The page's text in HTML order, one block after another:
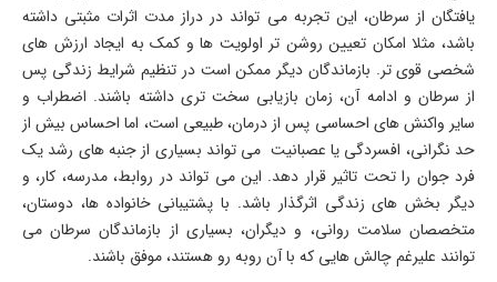
یافتگان از سرطان، این تجربه می تواند در دراز مدت اثرات مثبتی داشته
باشد، مثلا امکان تعیین روشن تر اولویت ها و کمک به ایجاد ارزش های
شخصی قوی تر. بازماندگان دیگر ممکن است در تنظیم شرایط زندگی پس
از سرطان و ادامه آن، زمان بازیابی سخت تری داشته باشند. اضطراب و
سایر واکنش های احساسی پس از درمان، طبیعی است، اما احساس بیش از
حد نگرانی، افسردگی یا عصبانیت می تواند بسیاری از جنبه های رشد یک
فرد جوان را تحت تاثیر قرار دهد. این می تواند در روابط، مدرسه، کار، و
دیگر بخش های زندگی اثرگذار باشد. با پشتیبانی خانواده ها، دوستان،
متخصصان سلامت روانی، و دیگران، بسیاری از بازماندگان سرطان می
توانند علیرغم چالش هایی که با آن روبه رو هستند، موفق باشند.